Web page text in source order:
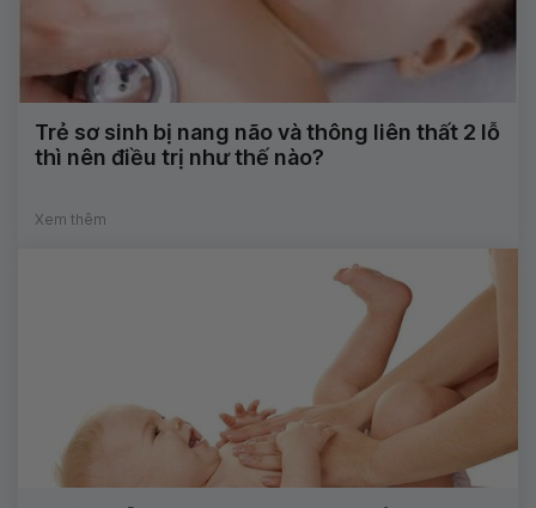
Trẻ sơ sinh bị nang não và thông liên thất 2 lỗ
thì nên điều trị như thế nào?
Xem thêm